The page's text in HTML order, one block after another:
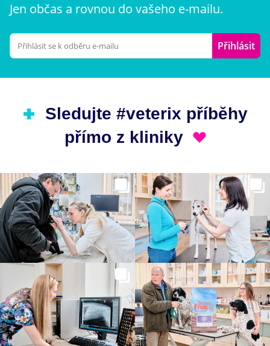
Jen občas a rovnou do vašeho e-mailu.
Přihlásit
Sledujte #veterix příběhy
přímo z kliniky